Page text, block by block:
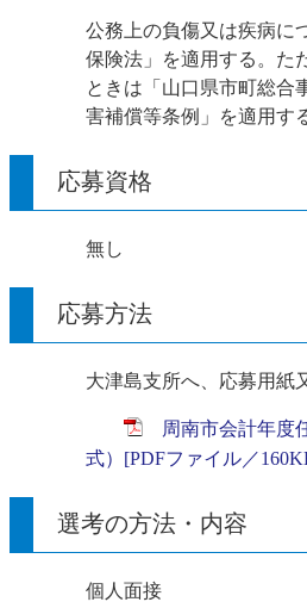
公務上の負傷又は疾病に
保険法」を適用する。た
ときは「山口県市町総合
害補償等条例」を適用す
応募資格
無し
応募方法
大津島支所へ、応募用紙
周南市会計年度
式）[PDFファイル／
選考の方法・内容
個人面接